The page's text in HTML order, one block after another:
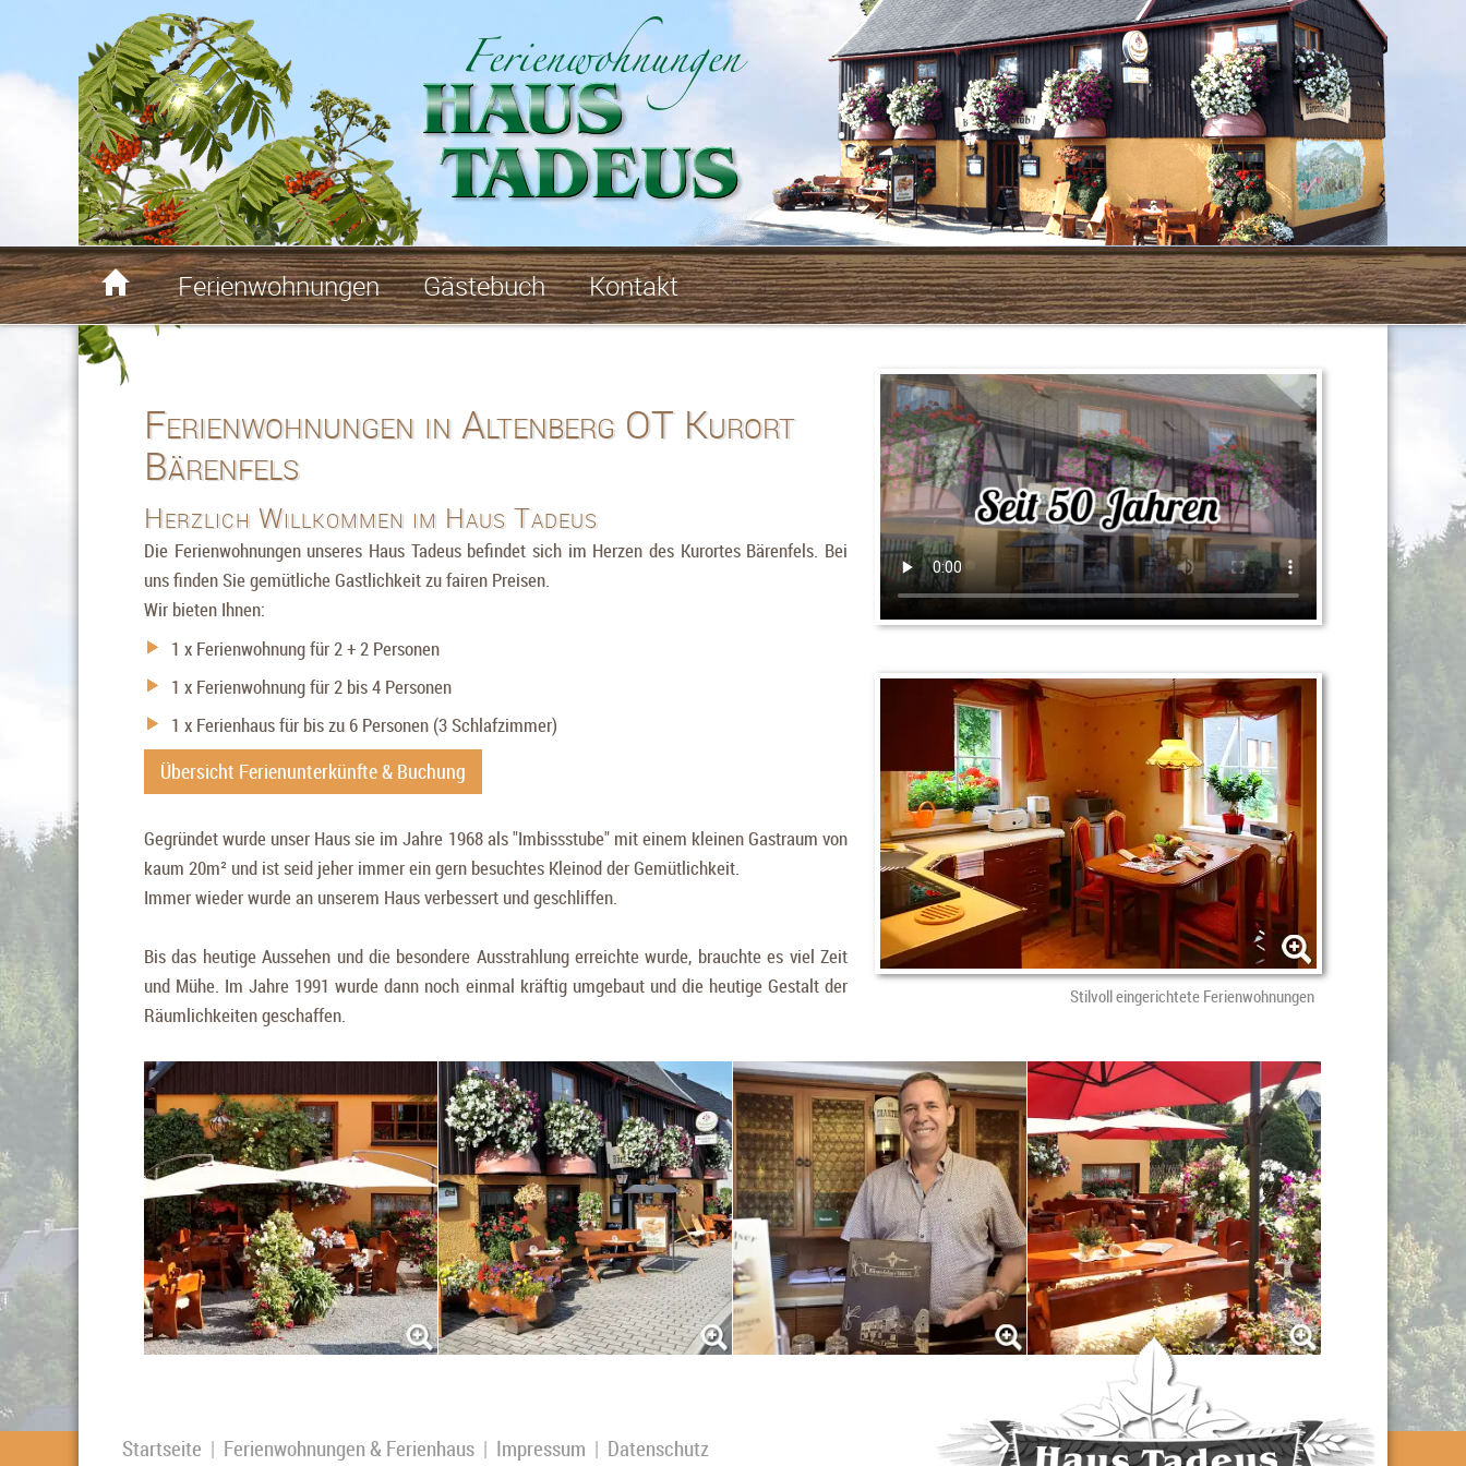
Ferienwohnungen in Altenberg OT Kurort
Bärenfels
Herzlich Willkommen im Haus Tadeus
Stilvoll eingerichtete Ferienwohnungen
Die Ferienwohnungen unseres Haus Tadeus befindet sich im Herzen des Kurortes Bärenfels. Bei
uns finden Sie gemütliche Gastlichkeit zu fairen Preisen.
Wir bieten Ihnen:
1 x Ferienwohnung für 2 + 2 Personen
1 x Ferienwohnung für 2 bis 4 Personen
1 x Ferienhaus für bis zu 6 Personen (3 Schlafzimmer)
Übersicht Ferienunterkünfte & Buchung
Gegründet wurde unser Haus sie im Jahre 1968 als "Imbissstube" mit einem kleinen Gastraum von
kaum 20m² und ist seid jeher immer ein gern besuchtes Kleinod der Gemütlichkeit.
Immer wieder wurde an unserem Haus verbessert und geschliffen.
Bis das heutige Aussehen und die besondere Ausstrahlung erreichte wurde, brauchte es viel Zeit
und Mühe. Im Jahre 1991 wurde dann noch einmal kräftig umgebaut und die heutige Gestalt der
Räumlichkeiten geschaffen.
Startseite | Ferienwohnungen & Ferienhaus | Impressum | Datenschutz
 Ferienwohnungen Gästebuch Kontakt